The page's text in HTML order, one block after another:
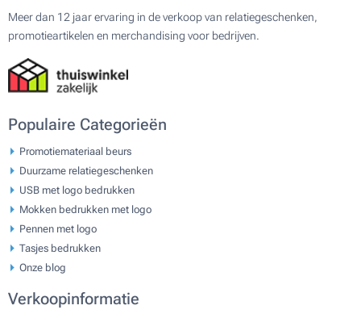
Meer dan 12 jaar ervaring in de verkoop van relatiegeschenken,
promotieartikelen en merchandising voor bedrijven.
Populaire Categorieën
Promotiemateriaal beurs
Duurzame relatiegeschenken
USB met logo bedrukken
Mokken bedrukken met logo
Pennen met logo
Tasjes bedrukken
Onze blog
Verkoopinformatie